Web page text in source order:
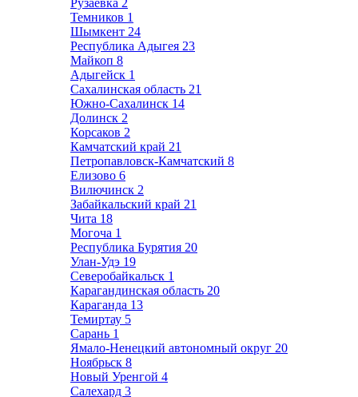
Рузаевка 2
Темников 1
Шымкент 24
Республика Адыгея 23
Майкоп 8
Адыгейск 1
Сахалинская область 21
Южно-Сахалинск 14
Долинск 2
Корсаков 2
Камчатский край 21
Петропавловск-Камчатский 8
Елизово 6
Вилючинск 2
Забайкальский край 21
Чита 18
Могоча 1
Республика Бурятия 20
Улан-Удэ 19
Северобайкальск 1
Карагандинская область 20
Караганда 13
Темиртау 5
Сарань 1
Ямало-Ненецкий автономный округ 20
Ноябрьск 8
Новый Уренгой 4
Салехард 3